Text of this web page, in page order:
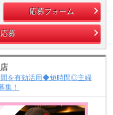
応募フォーム
募
間を有効活用◆短時間◎主婦
集！